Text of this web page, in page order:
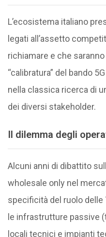
L’ecosistema italiano
legati all’assetto
richiamare e che
“calibratura” del bando
nella classica ricerca di
dei diversi stakeholder.
Il dilemma degli
Alcuni anni di dibattito
wholesale only nel
specificità del ruolo
le infrastrutture passive
locali tecnici e impianti